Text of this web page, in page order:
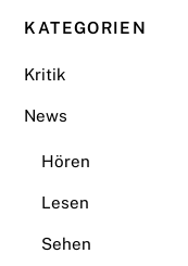
KATEGORIEN
Kritik
News
Hören
Lesen
Sehen